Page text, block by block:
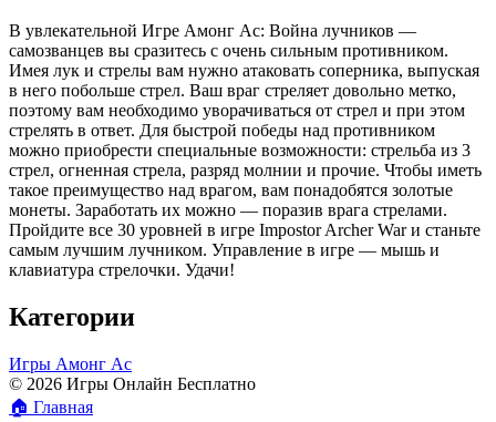
В увлекательной Игре Амонг Ас: Война лучников —
самозванцев вы сразитесь с очень сильным противником.
Имея лук и стрелы вам нужно атаковать соперника, выпуская
в него побольше стрел. Ваш враг стреляет довольно метко,
поэтому вам необходимо уворачиваться от стрел и при этом
стрелять в ответ. Для быстрой победы над противником
можно приобрести специальные возможности: стрельба из 3
стрел, огненная стрела, разряд молнии и прочие. Чтобы иметь
такое преимущество над врагом, вам понадобятся золотые
монеты. Заработать их можно — поразив врага стрелами.
Пройдите все 30 уровней в игре Impostor Archer War и станьте
самым лучшим лучником. Управление в игре — мышь и
клавиатура стрелочки. Удачи!
Категории
Игры Амонг Ас
© 2026 Игры Онлайн Бесплатно
🏠 Главная